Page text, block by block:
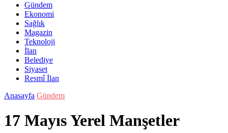
Gündem
Ekonomi
Sağlık
Magazin
Teknoloji
İlan
Belediye
Siyaset
Resmî İlan
Anasayfa Gündem
17 Mayıs Yerel Manşetler